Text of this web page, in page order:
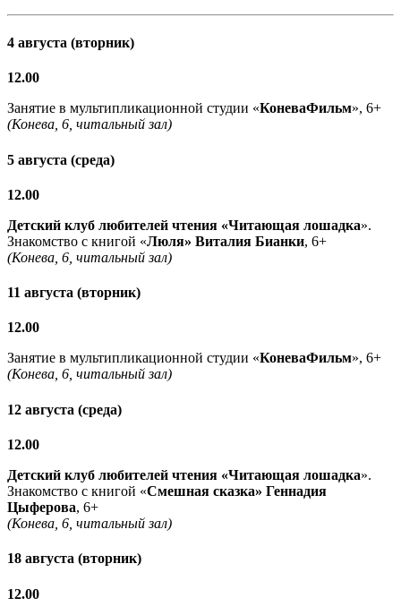
4 августа (вторник)
12.00
Занятие в мультипликационной студии «КоневаФильм», 6+
(Конева, 6, читальный зал)
5 августа (среда)
12.00
Детский клуб любителей чтения «Читающая лошадка».
Знакомство с книгой «Люля» Виталия Бианки, 6+
(Конева, 6, читальный зал)
11 августа (вторник)
12.00
Занятие в мультипликационной студии «КоневаФильм», 6+
(Конева, 6, читальный зал)
12 августа (среда)
12.00
Детский клуб любителей чтения «Читающая лошадка».
Знакомство с книгой «Смешная сказка» Геннадия
Цыферова, 6+
(Конева, 6, читальный зал)
18 августа (вторник)
12.00